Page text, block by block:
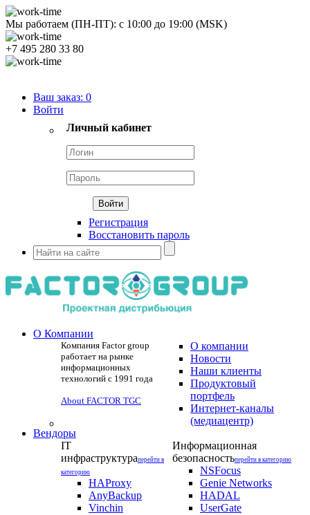
Мы работаем (ПН-ПТ): с 10:00 до 19:00 (MSK)
+7 495 280 33 80
Ваш заказ: 0
Войти
Личный кабинет
Регистрация
Восстановить пароль
О Компании
Компания Factor group
работает на рынке
информационных
технологий с 1991 года
About FACTOR TGC
О компании
Новости
Наши клиенты
Продуктовый
портфель
Интернет-каналы
(медиацентр)
Вендоры
IT
инфраструктураперейти в
категорию
HAProxy
AnyBackup
Vinchin
Информационная
безопасностьперейти в категорию
NSFocus
Genie Networks
HADAL
UserGate